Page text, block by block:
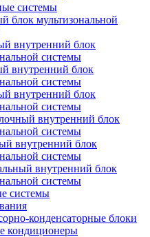
системы
блок мультизональной
внутренний блок
системы
внутренний блок
системы
внутренний блок
системы
внутренний блок
системы
внутренний блок
системы
внутренний блок
системы
системы
конденсаторные блоки
кондиционеры